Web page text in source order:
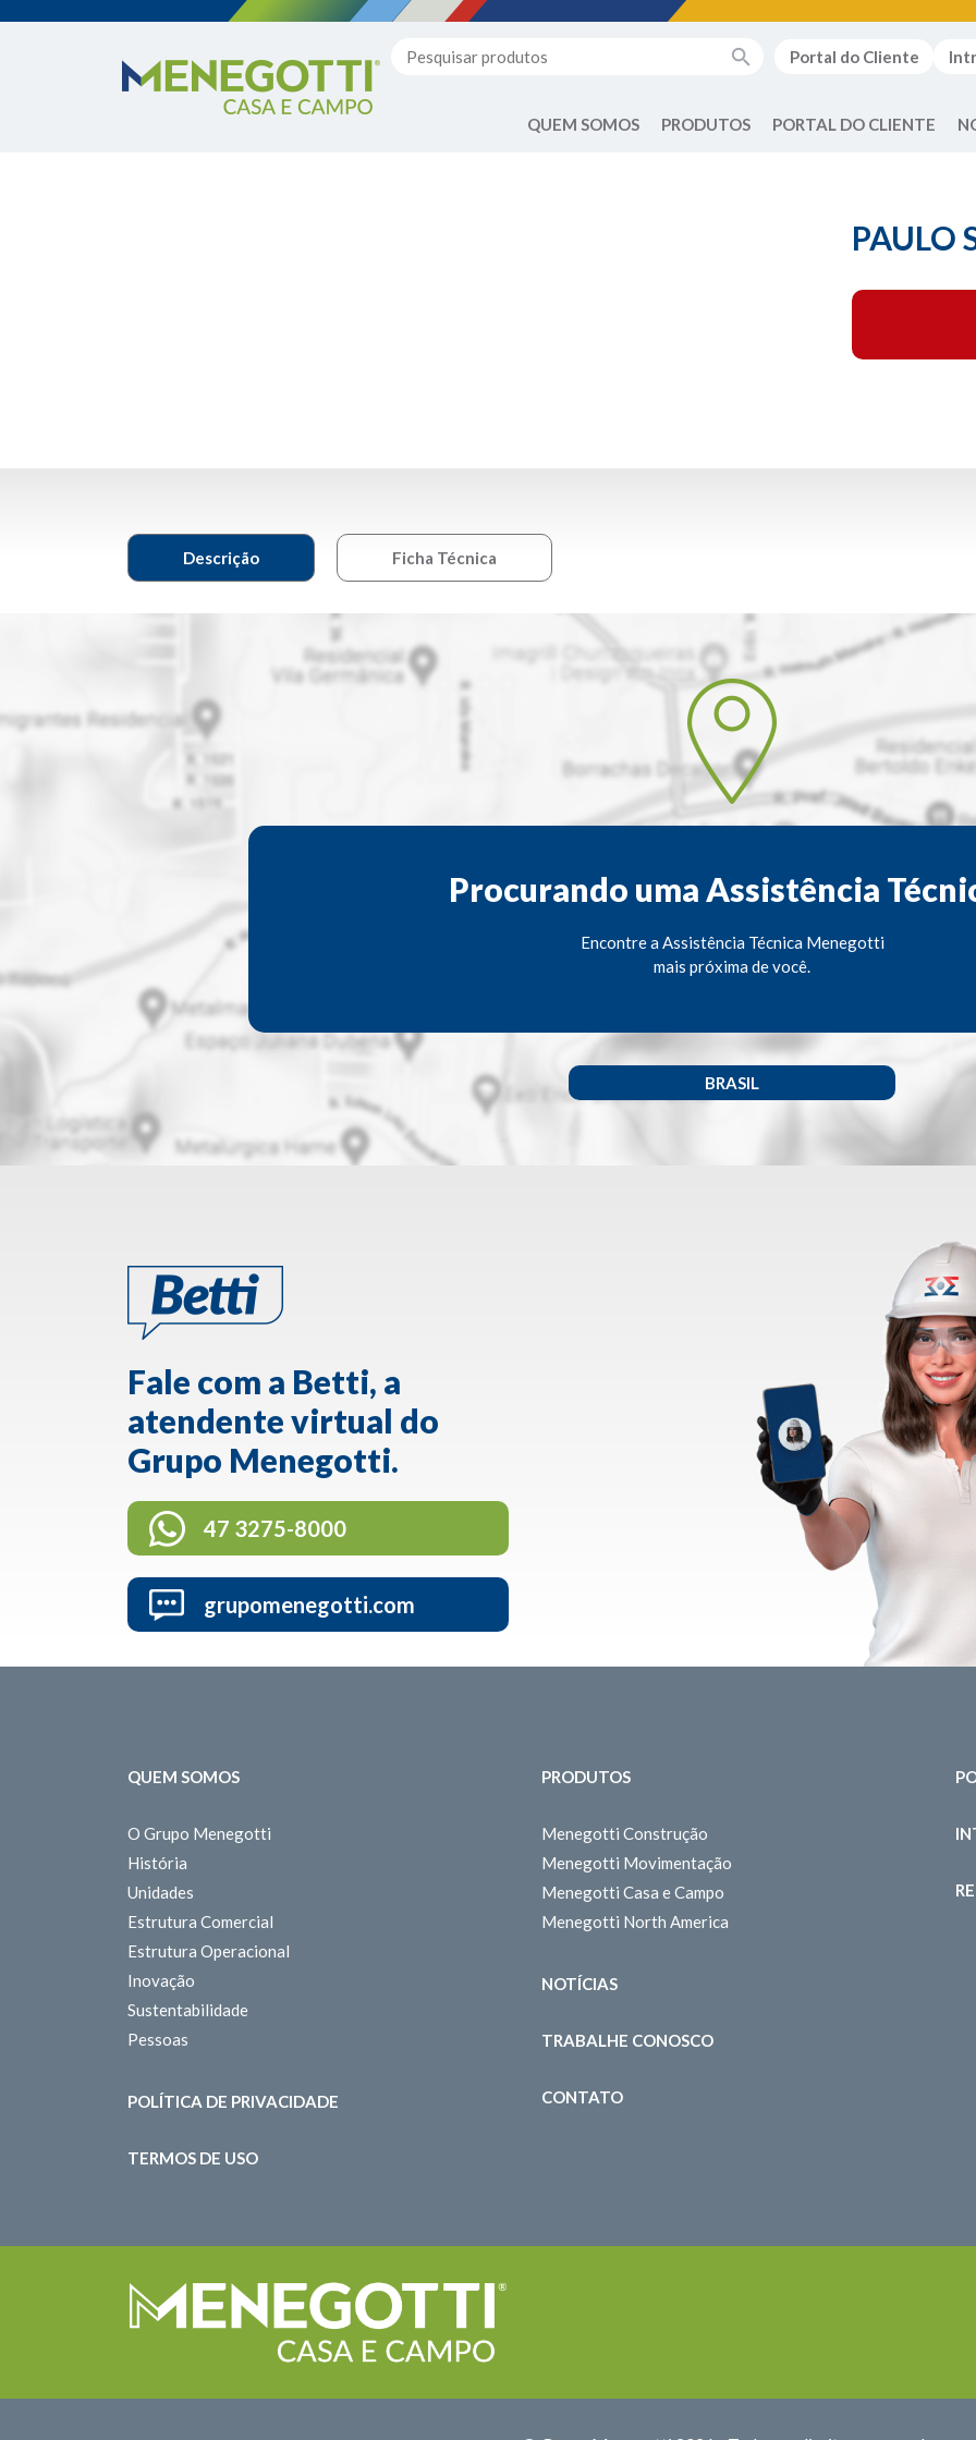
Portal do Cliente
QUEM SOMOS PRODUTOS PORTAL DO CLIENTE
PAULO
Descrição Ficha Técnica
Procurando uma Assistência
Encontre a Assistência Técnica Menegotti
mais próxima de você.
BRASIL
Fale com a Betti, a
atendente virtual do
Grupo Menegotti.
47 3275-8000
grupomenegotti.com
QUEM SOMOS
O Grupo Menegotti
História
Unidades
Estrutura Comercial
Estrutura Operacional
Inovação
Sustentabilidade
Pessoas
POLÍTICA DE PRIVACIDADE
TERMOS DE USO
PRODUTOS
Menegotti Construção
Menegotti Movimentação
Menegotti Casa e Campo
Menegotti North America
NOTÍCIAS
TRABALHE CONOSCO
CONTATO